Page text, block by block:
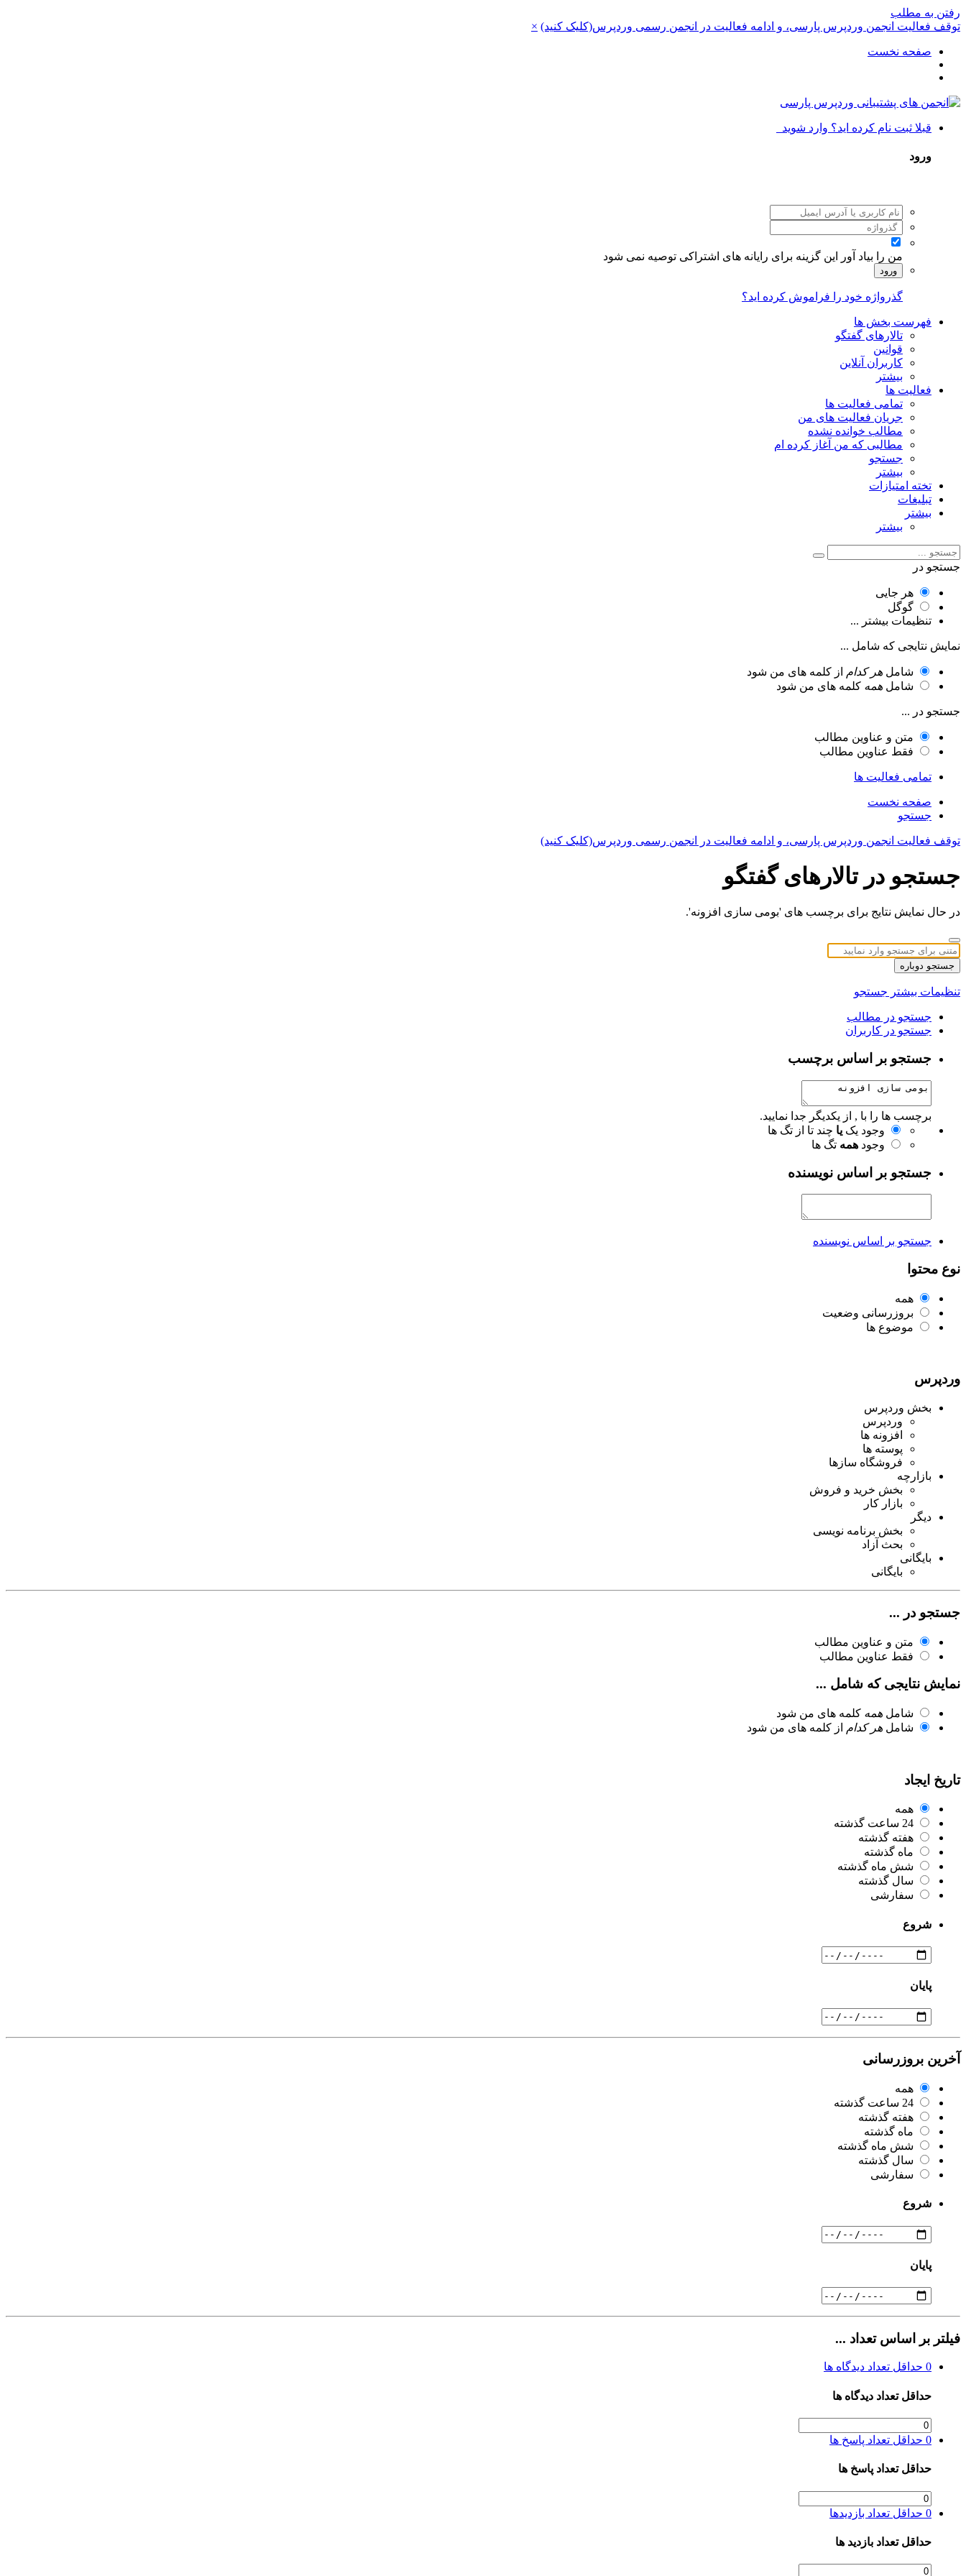
رفتن به مطلب
توقف فعالیت انجمن وردپرس پارسی، و ادامه فعالیت در انجمن رسمی وردپرس(کلیک کنید) ×
صفحه نخست
قبلا ثبت نام کرده اید؟ وارد شوید
ورود
من را بیاد آور این گزینه برای رایانه های اشتراکی توصیه نمی شود
ورود
گذرواژه خود را فراموش کرده اید؟
فهرست بخش ها
تالارهای گفتگو
قوانین
کاربران آنلاین
بیشتر
فعالیت ها
تمامی فعالیت ها
جریان فعالیت های من
مطالب خوانده نشده
مطالبی که من آغاز کرده ام
جستجو
بیشتر
تخته امتیازات
تبلیغات
بیشتر
بیشتر
جستجو در
هر جایی
گوگل
تنظیمات بیشتر ...
نمایش نتایجی که شامل ...
شامل هر کدام از کلمه های من شود
شامل همه کلمه های من شود
جستجو در ...
متن و عناوین مطالب
فقط عناوین مطالب
تمامی فعالیت ها
صفحه نخست
جستجو
توقف فعالیت انجمن وردپرس پارسی، و ادامه فعالیت در انجمن رسمی وردپرس(کلیک کنید)
جستجو در تالارهای گفتگو
در حال نمایش نتایج برای برچسب های 'بومی سازی افزونه'.
جستجو دوباره
تنظیمات بیشتر جستجو
جستجو در مطالب
جستجو در کاربران
جستجو بر اساس برچسب
برچسب ها را با , از یکدیگر جدا نمایید.
وجود یک یا چند تا از تگ ها
وجود همه تگ ها
جستجو بر اساس نویسنده
جستجو بر اساس نویسنده
نوع محتوا
همه
بروزرسانی وضعیت
موضوع ها
وردپرس
بخش وردپرس
وردپرس
افزونه ها
پوسته ها
فروشگاه سازها
بازارچه
بخش خرید و فروش
بازار کار
دیگر
بخش برنامه نویسی
بحث آزاد
بایگانی
بایگانی
جستجو در ...
متن و عناوین مطالب
فقط عناوین مطالب
نمایش نتایجی که شامل ...
شامل همه کلمه های من شود
شامل هر کدام از کلمه های من شود
تاریخ ایجاد
همه
24 ساعت گذشته
هفته گذشته
ماه گذشته
شش ماه گذشته
سال گذشته
سفارشی
شروع
پایان
آخرین بروزرسانی
همه
24 ساعت گذشته
هفته گذشته
ماه گذشته
شش ماه گذشته
سال گذشته
سفارشی
شروع
پایان
فیلتر بر اساس تعداد ...
0 حداقل تعداد دیدگاه ها
حداقل تعداد دیدگاه ها
0 حداقل تعداد پاسخ ها
حداقل تعداد پاسخ ها
0 حداقل تعداد بازدیدها
حداقل تعداد بازدید ها